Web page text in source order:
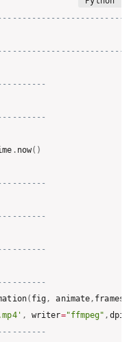
. now( )
( fig , animate , frames
, writer="ffmpeg" , dpi